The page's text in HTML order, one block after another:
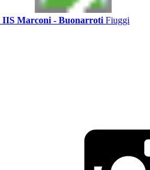
IIS Marconi - Buonarroti Fiuggi